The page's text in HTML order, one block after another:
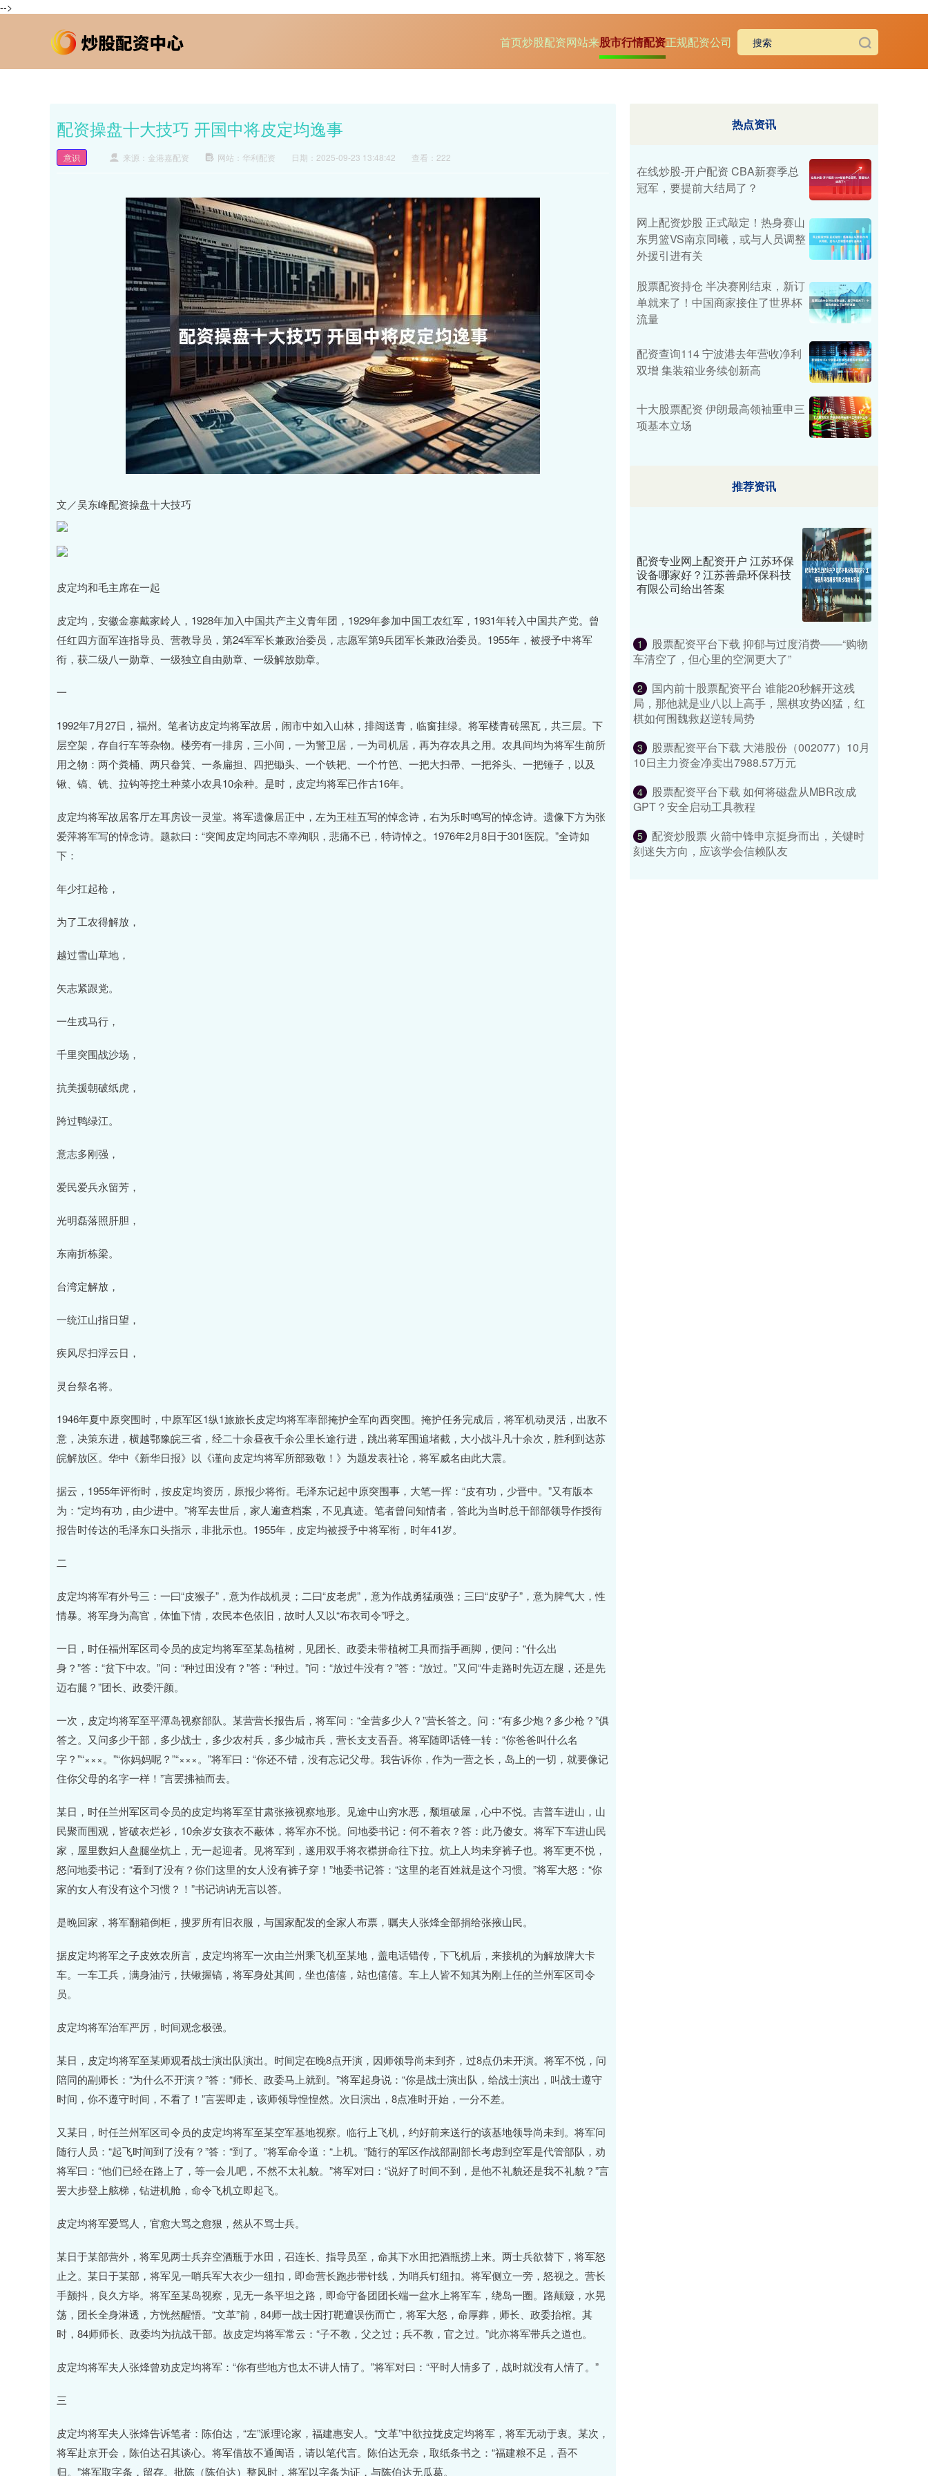
-->
首页炒股配资网站来股市行情配资正规配资公司
配资操盘十大技巧 开国中将皮定均逸事
意识 来源：金港嘉配资 网站：华利配资 日期：2025-09-23 13:48:42 查看：222
文／吴东峰配资操盘十大技巧
皮定均和毛主席在一起
皮定均，安徽金寨戴家岭人，1928年加入中国共产主义青年团，1929年参加中国工农红军，1931年转入中国共产党。曾
任红四方面军连指导员、营教导员，第24军军长兼政治委员，志愿军第9兵团军长兼政治委员。1955年，被授予中将军
衔，获二级八一勋章、一级独立自由勋章、一级解放勋章。
一
1992年7月27日，福州。笔者访皮定均将军故居，闹市中如入山林，排闼送青，临窗挂绿。将军楼青砖黑瓦，共三层。下
层空架，存自行车等杂物。楼旁有一排房，三小间，一为警卫居，一为司机居，再为存农具之用。农具间均为将军生前所
用之物：两个粪桶、两只畚箕、一条扁担、四把锄头、一个铁耙、一个竹笆、一把大扫帚、一把斧头、一把锤子，以及
锹、镐、铣、拉钩等挖土种菜小农具10余种。是时，皮定均将军已作古16年。
皮定均将军故居客厅左耳房设一灵堂。将军遗像居正中，左为王桂五写的悼念诗，右为乐时鸣写的悼念诗。遗像下方为张
爱萍将军写的悼念诗。题款曰：“突闻皮定均同志不幸殉职，悲痛不已，特诗悼之。1976年2月8日于301医院。”全诗如
下：
年少扛起枪，
为了工农得解放，
越过雪山草地，
矢志紧跟党。
一生戎马行，
千里突围战沙场，
抗美援朝破纸虎，
跨过鸭绿江。
意志多刚强，
爱民爱兵永留芳，
光明磊落照肝胆，
东南折栋梁。
台湾定解放，
一统江山指日望，
疾风尽扫浮云日，
灵台祭名将。
1946年夏中原突围时，中原军区1纵1旅旅长皮定均将军率部掩护全军向西突围。掩护任务完成后，将军机动灵活，出敌不
意，决策东进，横越鄂豫皖三省，经二十余昼夜千余公里长途行进，跳出蒋军围追堵截，大小战斗凡十余次，胜利到达苏
皖解放区。华中《新华日报》以《谨向皮定均将军所部致敬！》为题发表社论，将军威名由此大震。
据云，1955年评衔时，按皮定均资历，原报少将衔。毛泽东记起中原突围事，大笔一挥：“皮有功，少晋中。”又有版本
为：“定均有功，由少进中。”将军去世后，家人遍查档案，不见真迹。笔者曾问知情者，答此为当时总干部部领导作授衔
报告时传达的毛泽东口头指示，非批示也。1955年，皮定均被授予中将军衔，时年41岁。
二
皮定均将军有外号三：一曰“皮猴子”，意为作战机灵；二曰“皮老虎”，意为作战勇猛顽强；三曰“皮驴子”，意为脾气大，性
情暴。将军身为高官，体恤下情，农民本色依旧，故时人又以“布衣司令”呼之。
一日，时任福州军区司令员的皮定均将军至某岛植树，见团长、政委未带植树工具而指手画脚，便问：“什么出
身？”答：“贫下中农。”问：“种过田没有？”答：“种过。”问：“放过牛没有？”答：“放过。”又问“牛走路时先迈左腿，还是先
迈右腿？”团长、政委汗颜。
一次，皮定均将军至平潭岛视察部队。某营营长报告后，将军问：“全营多少人？”营长答之。问：“有多少炮？多少枪？”俱
答之。又问多少干部，多少战士，多少农村兵，多少城市兵，营长支支吾吾。将军随即话锋一转：“你爸爸叫什么名
字？”“×××。”“你妈妈呢？”“×××。”将军曰：“你还不错，没有忘记父母。我告诉你，作为一营之长，岛上的一切，就要像记
住你父母的名字一样！”言罢拂袖而去。
某日，时任兰州军区司令员的皮定均将军至甘肃张掖视察地形。见途中山穷水恶，颓垣破屋，心中不悦。吉普车进山，山
民聚而围观，皆破衣烂衫，10余岁女孩衣不蔽体，将军亦不悦。问地委书记：何不着衣？答：此乃傻女。将军下车进山民
家，屋里数妇人盘腿坐炕上，无一起迎者。见将军到，遂用双手将衣襟拼命往下拉。炕上人均未穿裤子也。将军更不悦，
怒问地委书记：“看到了没有？你们这里的女人没有裤子穿！”地委书记答：“这里的老百姓就是这个习惯。”将军大怒：“你
家的女人有没有这个习惯？！”书记讷讷无言以答。
是晚回家，将军翻箱倒柜，搜罗所有旧衣服，与国家配发的全家人布票，嘱夫人张烽全部捐给张掖山民。
据皮定均将军之子皮效农所言，皮定均将军一次由兰州乘飞机至某地，盖电话错传，下飞机后，来接机的为解放牌大卡
车。一车工兵，满身油污，扶锹握镐，将军身处其间，坐也僖僖，站也僖僖。车上人皆不知其为刚上任的兰州军区司令
员。
皮定均将军治军严厉，时间观念极强。
某日，皮定均将军至某师观看战士演出队演出。时间定在晚8点开演，因师领导尚未到齐，过8点仍未开演。将军不悦，问
陪同的副师长：“为什么不开演？”答：“师长、政委马上就到。”将军起身说：“你是战士演出队，给战士演出，叫战士遵守
时间，你不遵守时间，不看了！”言罢即走，该师领导惶惶然。次日演出，8点准时开始，一分不差。
又某日，时任兰州军区司令员的皮定均将军至某空军基地视察。临行上飞机，约好前来送行的该基地领导尚未到。将军问
随行人员：“起飞时间到了没有？”答：“到了。”将军命令道：“上机。”随行的军区作战部副部长考虑到空军是代管部队，劝
将军曰：“他们已经在路上了，等一会儿吧，不然不太礼貌。”将军对曰：“说好了时间不到，是他不礼貌还是我不礼貌？”言
罢大步登上舷梯，钻进机舱，命令飞机立即起飞。
皮定均将军爱骂人，官愈大骂之愈狠，然从不骂士兵。
某日于某部营外，将军见两士兵弃空酒瓶于水田，召连长、指导员至，命其下水田把酒瓶捞上来。两士兵欲替下，将军怒
止之。某日于某部，将军见一哨兵军大衣少一纽扣，即命营长跑步带针线，为哨兵钉纽扣。将军侧立一旁，怒视之。营长
手颤抖，良久方毕。将军至某岛视察，见无一条平坦之路，即命守备团团长端一盆水上将军车，绕岛一圈。路颠簸，水晃
荡，团长全身淋透，方恍然醒悟。“文革”前，84师一战士因打靶遭误伤而亡，将军大怒，命厚葬，师长、政委抬棺。其
时，84师师长、政委均为抗战干部。故皮定均将军常云：“子不教，父之过；兵不教，官之过。”此亦将军带兵之道也。
皮定均将军夫人张烽曾劝皮定均将军：“你有些地方也太不讲人情了。”将军对曰：“平时人情多了，战时就没有人情了。”
三
皮定均将军夫人张烽告诉笔者：陈伯达，“左”派理论家，福建惠安人。“文革”中欲拉拢皮定均将军，将军无动于衷。某次，
将军赴京开会，陈伯达召其谈心。将军借故不通闽语，请以笔代言。陈伯达无奈，取纸条书之：“福建粮不足，吾不
归。”将军取字条，留存。批陈（陈伯达）整风时，将军以字条为证，与陈伯达无瓜葛。
热点资讯
在线炒股-开户配资 CBA新赛季总
冠军，要提前大结局了？
网上配资炒股 正式敲定！热身赛山
东男篮VS南京同曦，或与人员调整
外援引进有关
股票配资持仓 半决赛刚结束，新订
单就来了！中国商家接住了世界杯
流量
配资查询114 宁波港去年营收净利
双增 集装箱业务续创新高
十大股票配资 伊朗最高领袖重申三
项基本立场
推荐资讯
配资专业网上配资开户 江苏环保
设备哪家好？江苏善鼎环保科技
有限公司给出答案
1
股票配资平台下载 抑郁与过度消费——“购物
车清空了，但心里的空洞更大了”
2
国内前十股票配资平台 谁能20秒解开这残
局，那他就是业八以上高手，黑棋攻势凶猛，红
棋如何围魏救赵逆转局势
3
股票配资平台下载 大港股份（002077）10月
10日主力资金净卖出7988.57万元
4
股票配资平台下载 如何将磁盘从MBR改成
GPT？安全启动工具教程
5
配资炒股票 火箭中锋申京挺身而出，关键时
刻迷失方向，应该学会信赖队友